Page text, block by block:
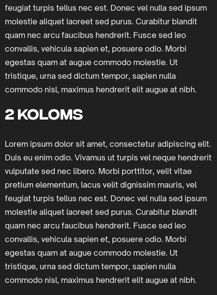
feugiat turpis tellus nec est. Donec vel nulla sed ipsum
molestie aliquet laoreet sed purus. Curabitur blandit
quam nec arcu faucibus hendrerit. Fusce sed leo
convallis, vehicula sapien et, posuere odio. Morbi
egestas quam at augue commodo molestie. Ut
tristique, urna sed dictum tempor, sapien nulla
commodo nisl, maximus hendrerit elit augue at nibh.
2 koloms
Lorem ipsum dolor sit amet, consectetur adipiscing elit.
Duis eu enim odio. Vivamus ut turpis vel neque hendrerit
vulputate sed nec libero. Morbi porttitor, velit vitae
pretium elementum, lacus velit dignissim mauris, vel
feugiat turpis tellus nec est. Donec vel nulla sed ipsum
molestie aliquet laoreet sed purus. Curabitur blandit
quam nec arcu faucibus hendrerit. Fusce sed leo
convallis, vehicula sapien et, posuere odio. Morbi
egestas quam at augue commodo molestie. Ut
tristique, urna sed dictum tempor, sapien nulla
commodo nisl, maximus hendrerit elit augue at nibh.